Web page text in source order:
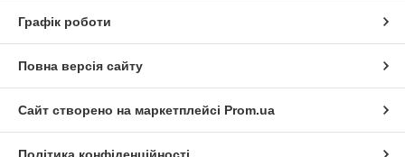
Графік роботи
Повна версія сайту
Сайт створено на маркетплейсі Prom.ua